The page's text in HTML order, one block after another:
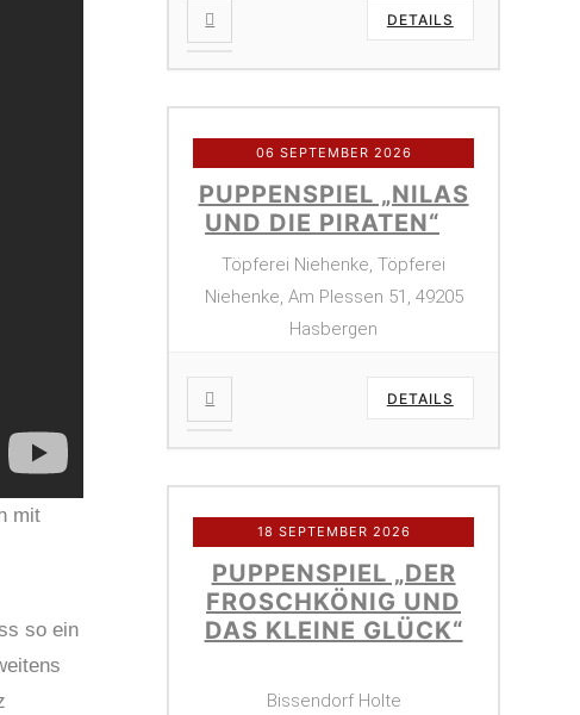
mit
so ein
DETAILS
06 SEPTEMBER 2026
PUPPENSPIEL „NILAS
UND DIE PIRATEN“
Töpferei Niehenke, Töpferei
Niehenke, Am Plessen 51, 49205
Hasbergen
DETAILS
18 SEPTEMBER 2026
PUPPENSPIEL „DER
FROSCHKÖNIG UND
DAS KLEINE GLÜCK“
Bissendorf Holte